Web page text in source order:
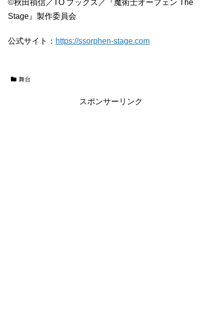
©秋田禎信／TO ブックス／『魔術士オーフェン The
Stage』製作委員会
公式サイト： https://ssorphen-stage.com
舞台
スポンサーリンク